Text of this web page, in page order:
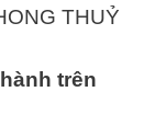
THUỶ
trên